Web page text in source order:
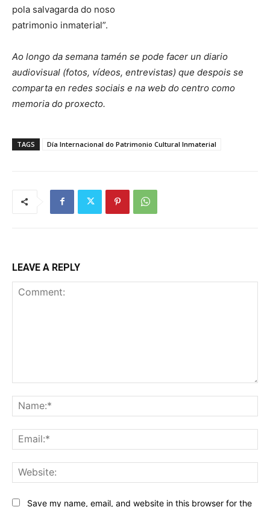
pola salvagarda do noso
patrimonio inmaterial”.
Ao longo da semana tamén se pode facer un diario
audiovisual (fotos, vídeos, entrevistas) que despois se
comparta en redes sociais e na web do centro como
memoria do proxecto.
TAGS Día Internacional do Patrimonio Cultural Inmaterial
LEAVE A REPLY
Save my name, email, and website in this browser for the